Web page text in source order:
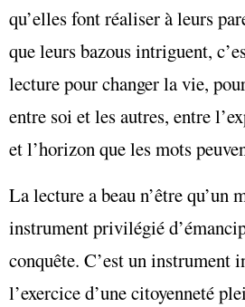
qu’elles font réaliser à leurs
que leurs bazous intriguent,
lecture pour changer la vie,
entre soi et les autres, entre
et l’horizon que les mots
La lecture a beau n’être qu’un
instrument privilégié
conquête. C’est un instrument
l’exercice d’une citoyenneté